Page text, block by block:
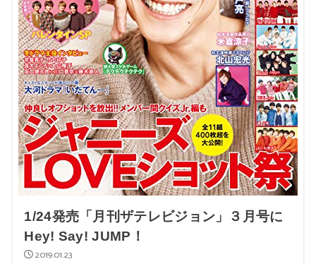
1/24発売「月刊ザテレビジョン」３月号に
Hey! Say! JUMP！
2019.01.23